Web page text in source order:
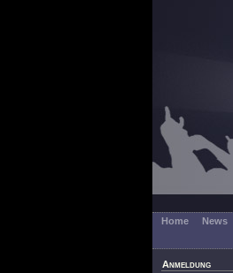
Home News
Anmeldung